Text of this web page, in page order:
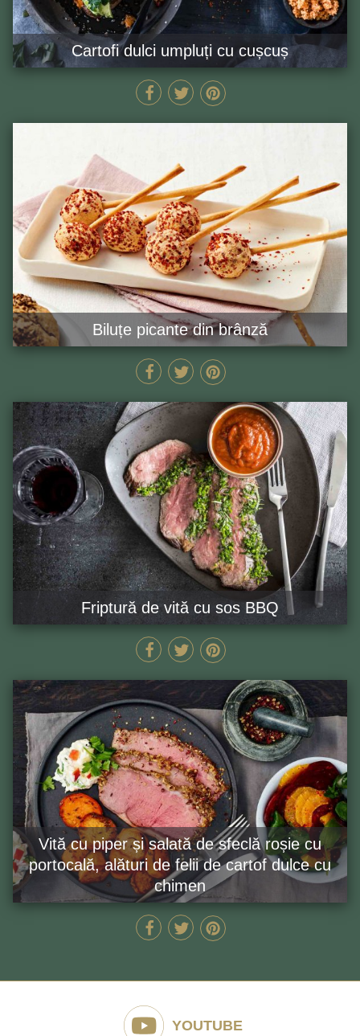
Cartofi dulci umpluți cu cușcuș
35 MIN GĂTEȘTE ACUM
Biluțe picante din brânză
20 MIN GĂTEȘTE ACUM
Friptură de vită cu sos BBQ
120 MIN GĂTEȘTE ACUM
Vită cu piper și salată de sfeclă roșie cu
portocală, alături de felii de cartof dulce cu
chimen
70 MIN GĂTEȘTE ACUM
YOUTUBE